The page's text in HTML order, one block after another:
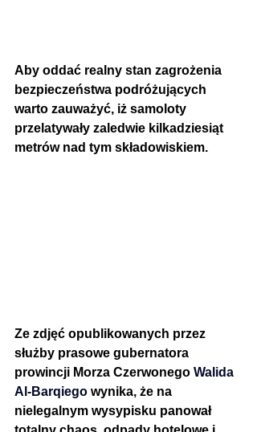
Aby oddać realny stan zagrożenia
bezpieczeństwa podróżujących
warto zauważyć, iż samoloty
przelatywały zaledwie kilkadziesiąt
metrów nad tym składowiskiem.
Ze zdjęć opublikowanych przez
służby prasowe gubernatora
prowincji Morza Czerwonego Walida
Al-Barqiego wynika, że na
nielegalnym wysypisku panował